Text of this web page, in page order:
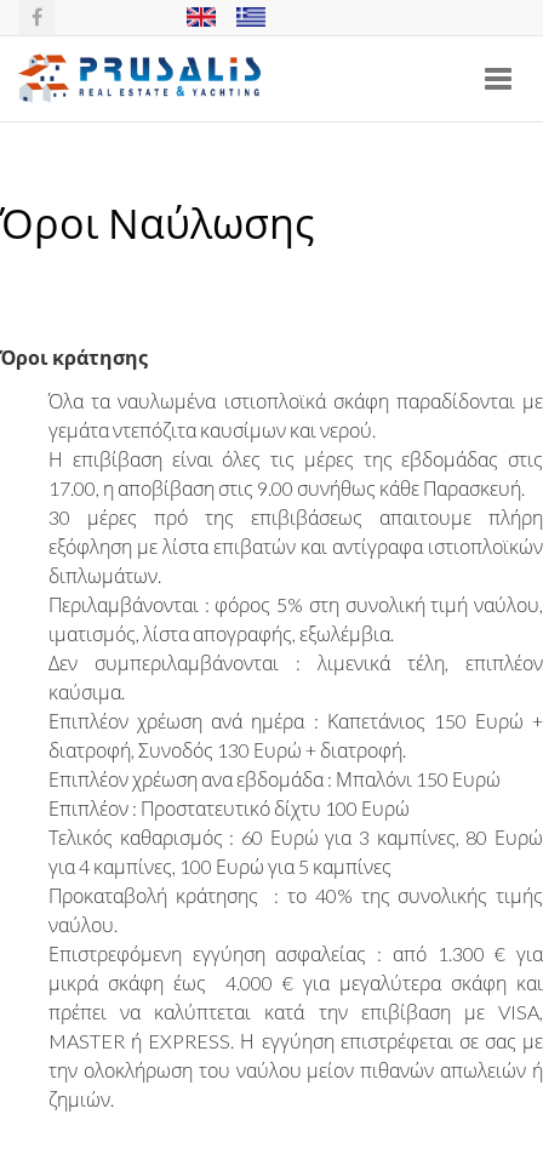
Όροι Ναύλωσης
Όροι κράτησης
Όλα τα ναυλωμένα ιστιοπλοϊκά σκάφη παραδίδονται με
γεμάτα ντεπόζιτα καυσίμων και νερού.
Η επιβίβαση είναι όλες τις μέρες της εβδομάδας στις
17.00, η αποβίβαση στις 9.00 συνήθως κάθε Παρασκευή.
30 μέρες πρό της επιβιβάσεως απαιτουμε πλήρη
εξόφληση με λίστα επιβατών και αντίγραφα ιστιοπλοϊκών
διπλωμάτων.
Περιλαμβάνονται : φόρος 5% στη συνολική τιμή ναύλου,
ιματισμός, λίστα απογραφής, εξωλέμβια.
Δεν συμπεριλαμβάνονται : λιμενικά τέλη, επιπλέον
καύσιμα.
Επιπλέον χρέωση ανά ημέρα : Καπετάνιος 150 Ευρώ +
διατροφή, Συνοδός 130 Ευρώ + διατροφή.
Επιπλέον χρέωση ανα εβδομάδα : Μπαλόνι 150 Ευρώ
Επιπλέον : Προστατευτικό δίχτυ 100 Ευρώ
Τελικός καθαρισμός : 60 Ευρώ για 3 καμπίνες, 80 Ευρώ
για 4 καμπίνες, 100 Ευρώ για 5 καμπίνες
Προκαταβολή κράτησης : το 40% της συνολικής τιμής
ναύλου.
Επιστρεφόμενη εγγύηση ασφαλείας : από 1.300 € για
μικρά σκάφη έως 4.000 € για μεγαλύτερα σκάφη και
πρέπει να καλύπτεται κατά την επιβίβαση με VISA,
MASTER ή EXPRESS. Η εγγύηση επιστρέφεται σε σας με
την ολοκλήρωση του ναύλου μείον πιθανών απωλειών ή
ζημιών.